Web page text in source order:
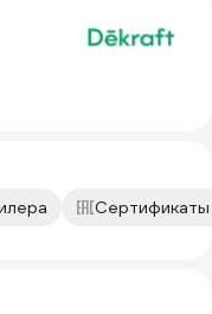
Сертификаты